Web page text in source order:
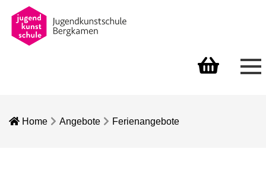
Home Angebote Ferienangebote